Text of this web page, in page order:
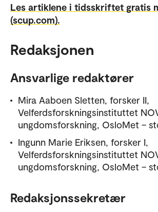
Les artiklene i tidsskriftet gratis
(scup.com).
Redaksjonen
Ansvarlige redaktører
Mira Aaboen Sletten, forsker II,
Velferdsforskningsinstituttet
ungdomsforskning, OsloMet –
Ingunn Marie Eriksen, forsker I,
Velferdsforskningsinstituttet
ungdomsforskning, OsloMet –
Redaksjonssekretær